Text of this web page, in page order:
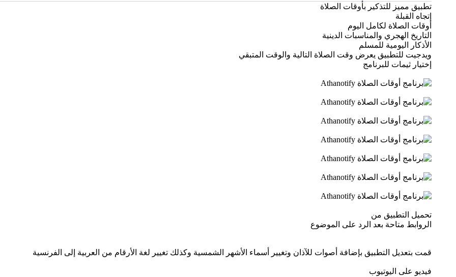
تطبيق مميز للتذكير بأوقات الصلاة
إتجاه القبلة
أوقات الصلاة لكامل اليوم
التاريخ الهجري والمناسبات الدينية
الأذكار اليومية للمسلم
ويدجيت للتطبيق يعرض وقت الصلاة التالية والوقت المتبقي
إختيار ثيمات للبرنامج
تحميل التطبيق من
الروابط متاحة بعد الرد على الموضوع
قمت بتعديل التطبيق بإضافة أصوات للآذان وتغيير أسماء الأشهر الشمسية وكذلك تغيير لغة الأرقام من العربية إلى الفرنسية
فيديو على اليوتيوب